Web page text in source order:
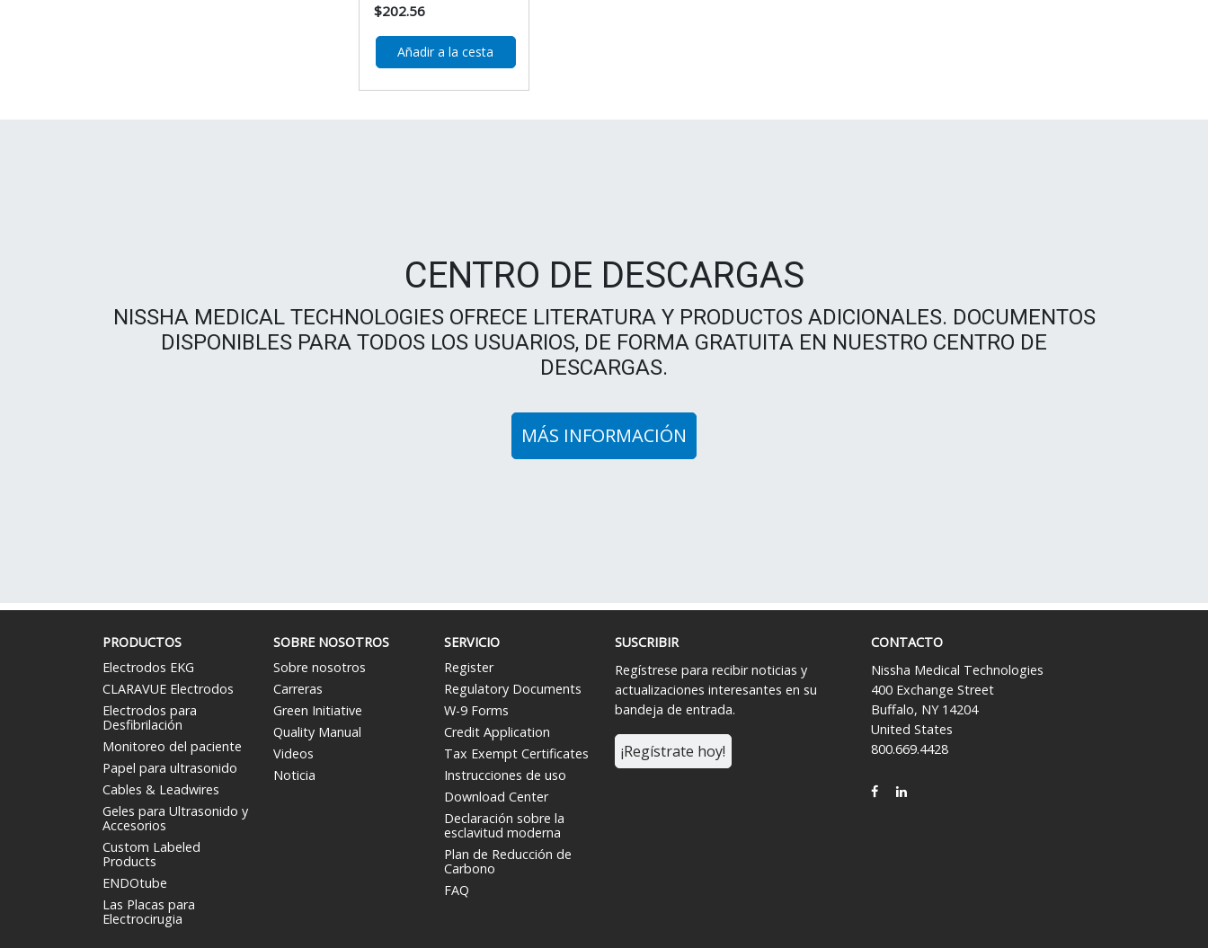
$202.56
Añadir a la cesta
CENTRO DE DESCARGAS
NISSHA MEDICAL TECHNOLOGIES OFRECE LITERATURA Y PRODUCTOS ADICIONALES. DOCUMENTOS
DISPONIBLES PARA TODOS LOS USUARIOS, DE FORMA GRATUITA EN NUESTRO CENTRO DE
DESCARGAS.
MÁS INFORMACIÓN
PRODUCTOS
Electrodos EKG
CLARAVUE Electrodos
Electrodos para
Desfibrilación
Monitoreo del paciente
Papel para ultrasonido
Cables & Leadwires
Geles para Ultrasonido y
Accesorios
Custom Labeled
Products
ENDOtube
Las Placas para
Electrocirugia
SOBRE NOSOTROS
Sobre nosotros
Carreras
Green Initiative
Quality Manual
Videos
Noticia
SERVICIO
Register
Regulatory Documents
W-9 Forms
Credit Application
Tax Exempt Certificates
Instrucciones de uso
Download Center
Declaración sobre la
esclavitud moderna
Plan de Reducción de
Carbono
FAQ
SUSCRIBIR
Regístrese para recibir noticias y
actualizaciones interesantes en su
bandeja de entrada.
¡Regístrate hoy!
CONTACTO
Nissha Medical Technologies
400 Exchange Street
Buffalo, NY 14204
United States
800.669.4428
FACEBOOK
LINKEDIN